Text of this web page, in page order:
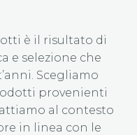
è il risultato di
e selezione che
Scegliamo
provenienti
al contesto
in linea con le